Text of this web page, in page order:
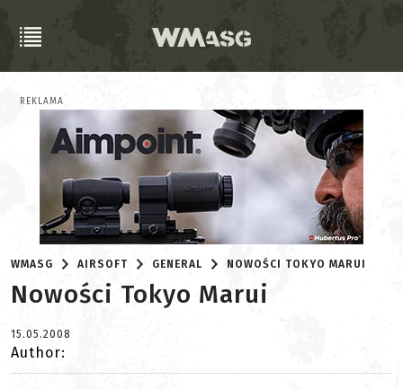
REKLAMA
WMASG AIRSOFT GENERAL NOWOŚCI TOKYO MARUI
Nowości Tokyo Marui
15.05.2008
Author: